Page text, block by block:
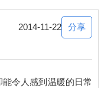
2014-11-22 分享
令人感到温暖的日常